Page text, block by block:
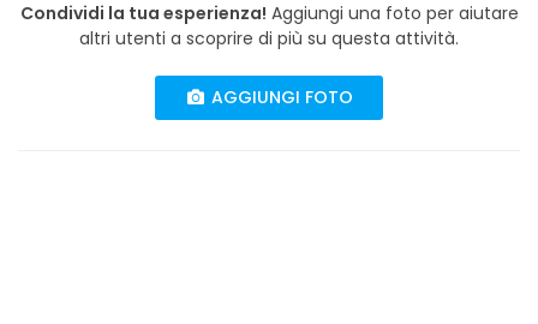
Condividi la tua esperienza! Aggiungi una foto per aiutare
altri utenti a scoprire di più su questa attività.
AGGIUNGI FOTO